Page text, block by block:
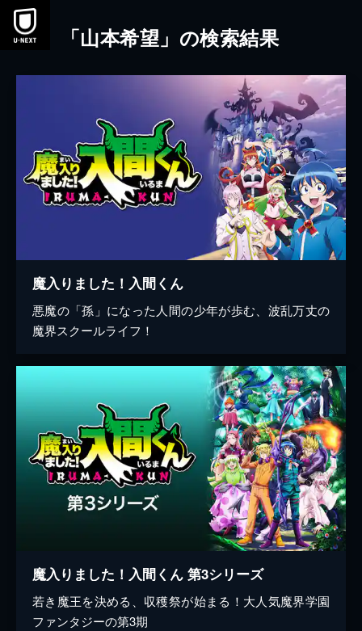
本文へスキップ
「山本希望」の検索結果
魔入りました！入間くん
悪魔の「孫」になった人間の少年が歩む、波乱万丈の
魔界スクールライフ！
魔入りました！入間くん 第3シリーズ
若き魔王を決める、収穫祭が始まる！大人気魔界学園
ファンタジーの第3期